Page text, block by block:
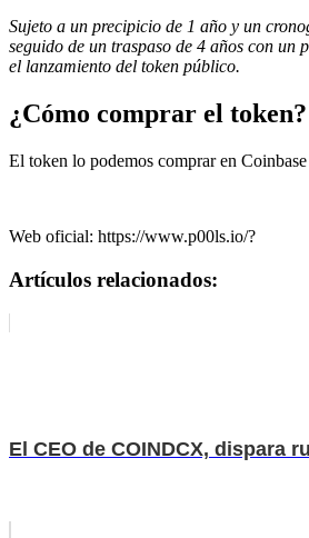
Sujeto a un precipicio de 1 año y un
seguido de un traspaso de 4 años con un
el lanzamiento del token público.
¿Cómo comprar el token?
El token lo podemos comprar en
Web oficial: https://www.p00ls.io/?
Artículos relacionados:
El CEO de COINDCX, dispara